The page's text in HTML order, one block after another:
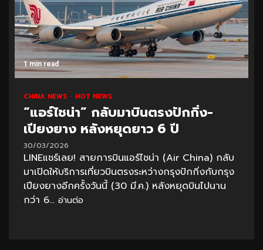
1 min read
CHINA NEWS HOT NEWS
“แอร์ไชน่า” กลับมาบินตรงปักกิ่ง-
เปียงยาง หลังหยุดยาว 6 ปี
30/03/2026
LINEแชร์เลย! สายการบินแอร์ไชน่า (Air China) กลับ
มาเปิดให้บริการเที่ยวบินตรงระหว่างกรุงปักกิ่งกับกรุง
เปียงยางอีกครั้งวันนี้ (30 มี.ค.) หลังหยุดบินไปนาน
กว่า 6... อ่านต่อ